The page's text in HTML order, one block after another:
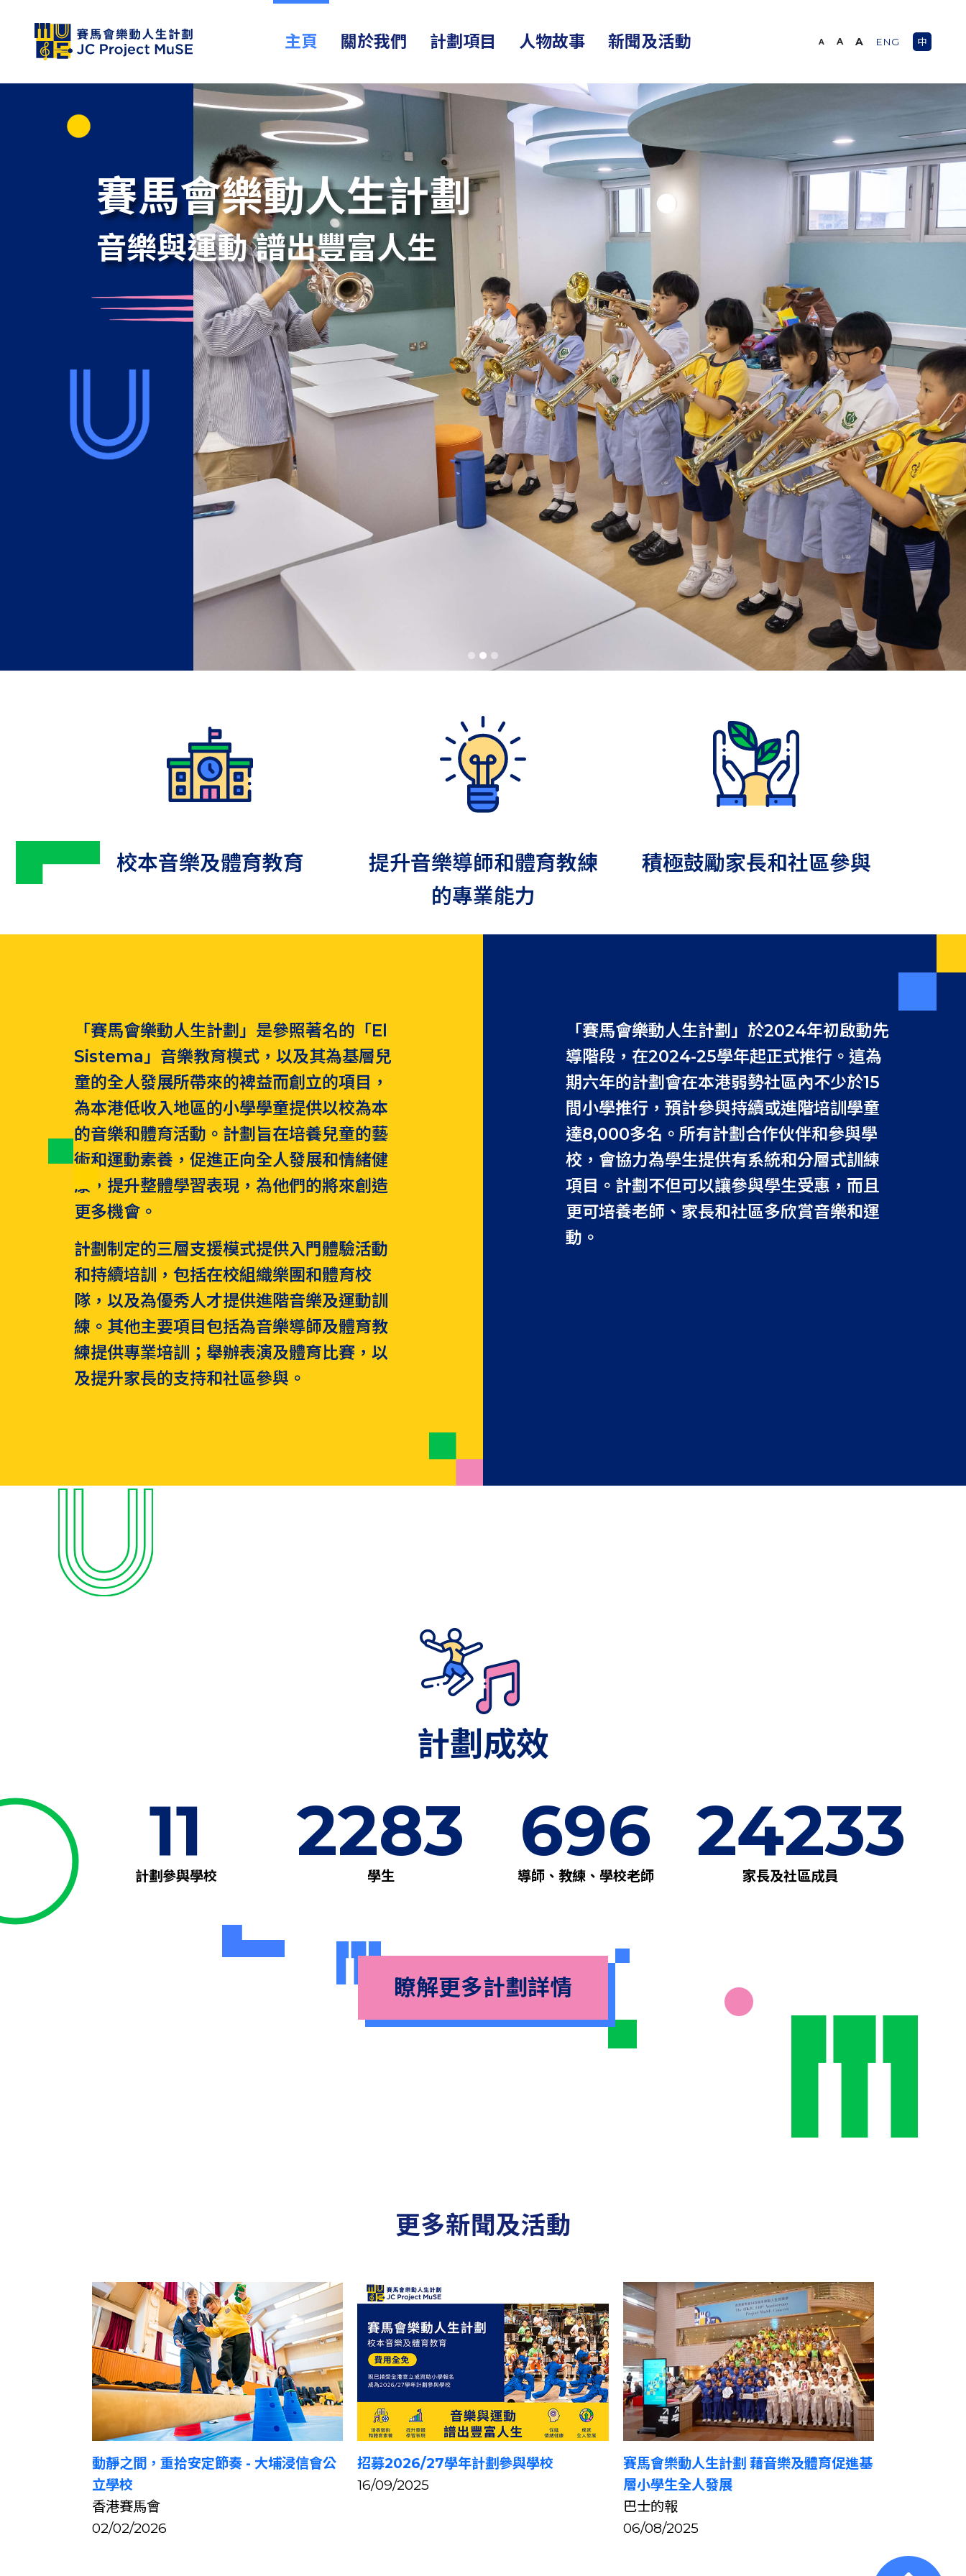
主頁 關於我們 計劃項目 人物故事 新聞及活動 A A A ENG 中
賽馬會樂動人生計劃
音樂與運動 譜出豐富人生
校本音樂及體育教育
提升音樂導師和體育教練
的專業能力
積極鼓勵家長和社區參與
「賽馬會樂動人生計劃」是參照著名的「El
Sistema」音樂教育模式，以及其為基層兒
童的全人發展所帶來的裨益而創立的項目，
為本港低收入地區的小學學童提供以校為本
的音樂和體育活動。計劃旨在培養兒童的藝
術和運動素養，促進正向全人發展和情緒健
康，提升整體學習表現，為他們的將來創造
更多機會。
計劃制定的三層支援模式提供入門體驗活動
和持續培訓，包括在校組織樂團和體育校
隊，以及為優秀人才提供進階音樂及運動訓
練。其他主要項目包括為音樂導師及體育教
練提供專業培訓；舉辦表演及體育比賽，以
及提升家長的支持和社區參與。
「賽馬會樂動人生計劃」於2024年初啟動先
導階段，在2024-25學年起正式推行。這為
期六年的計劃會在本港弱勢社區內不少於15
間小學推行，預計參與持續或進階培訓學童
達8,000多名。所有計劃合作伙伴和參與學
校，會協力為學生提供有系統和分層式訓練
項目。計劃不但可以讓參與學生受惠，而且
更可培養老師、家長和社區多欣賞音樂和運
動。
計劃成效
11
計劃參與學校
2283
學生
696
導師、教練、學校老師
24233
家長及社區成員
瞭解更多計劃詳情
更多新聞及活動
動靜之間，重拾安定節奏 - 大埔浸信會公
立學校
香港賽馬會
02/02/2026
招募2026/27學年計劃參與學校
16/09/2025
賽馬會樂動人生計劃 藉音樂及體育促進基
層小學生全人發展
巴士的報
06/08/2025